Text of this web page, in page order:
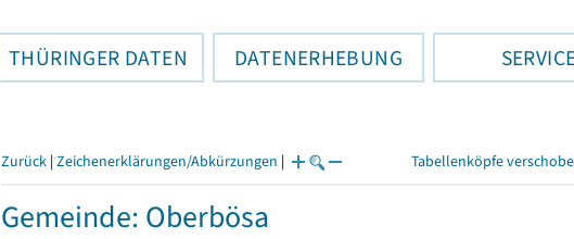
THÜRINGER DATEN DATENERHEBUNG
Zurück | Zeichenerklärungen/Abkürzungen | Tabellenköpfe
Gemeinde: Oberbösa